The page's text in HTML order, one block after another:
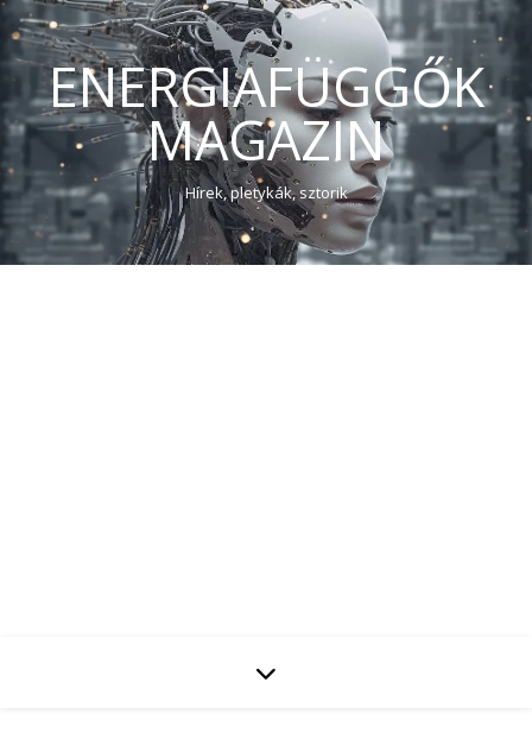
ENERGIAFÜGGŐK
MAGAZIN
Hírek, pletykák, sztorik